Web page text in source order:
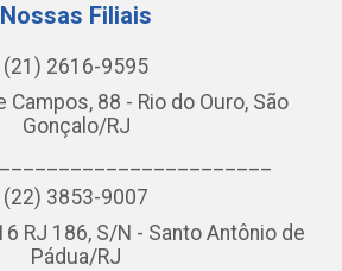
Nossas Filiais
(21) 2616-9595
Campos, 88 - Rio do Ouro, São
Gonçalo/RJ
(22) 3853-9007
RJ 186, S/N - Santo Antônio de
Pádua/RJ